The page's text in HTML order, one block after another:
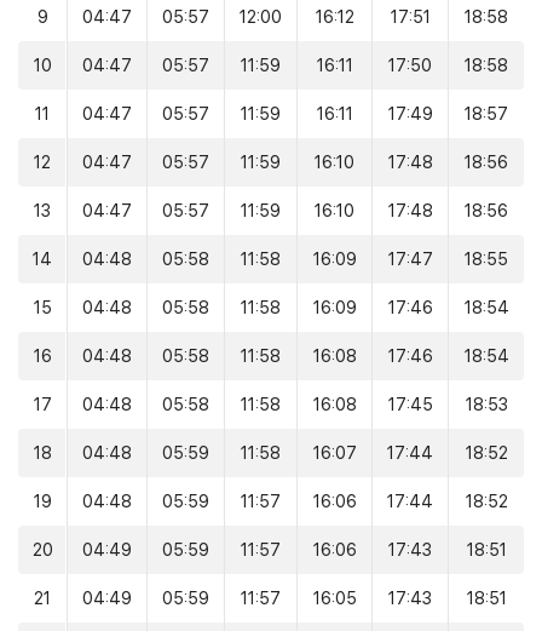
9 04:47 05:57 12:00 16:12 17:51 18:58
10 04:47 05:57 11:59 16:11 17:50 18:58
11 04:47 05:57 11:59 16:11 17:49 18:57
12 04:47 05:57 11:59 16:10 17:48 18:56
13 04:47 05:57 11:59 16:10 17:48 18:56
14 04:48 05:58 11:58 16:09 17:47 18:55
15 04:48 05:58 11:58 16:09 17:46 18:54
16 04:48 05:58 11:58 16:08 17:46 18:54
17 04:48 05:58 11:58 16:08 17:45 18:53
18 04:48 05:59 11:58 16:07 17:44 18:52
19 04:48 05:59 11:57 16:06 17:44 18:52
20 04:49 05:59 11:57 16:06 17:43 18:51
21 04:49 05:59 11:57 16:05 17:43 18:51